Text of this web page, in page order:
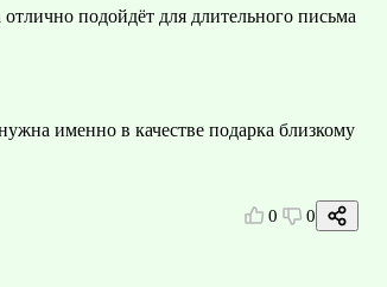
подойдёт для длительного письма
именно в качестве подарка близкому
0 0